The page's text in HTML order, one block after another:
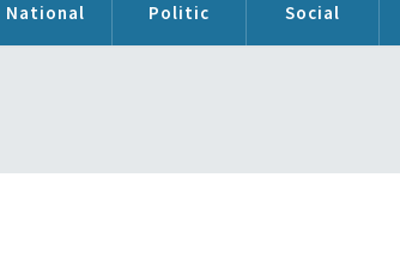
National Politic Social